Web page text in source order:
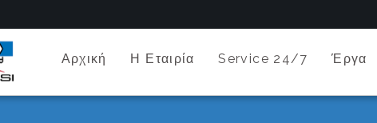
Αρχική Η Εταιρία Service 24/7 Έργα